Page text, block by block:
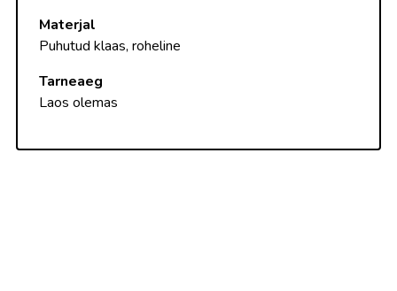
Materjal
Puhutud klaas, roheline
Tarneaeg
Laos olemas